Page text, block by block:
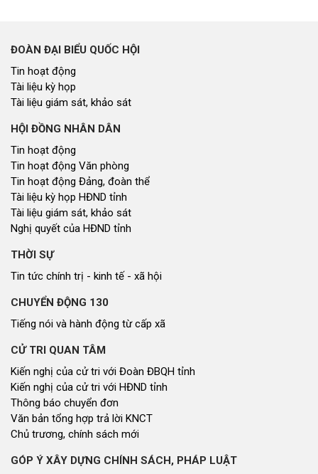
ĐOÀN ĐẠI BIỂU QUỐC HỘI
Tin hoạt động
Tài liệu kỳ họp
Tài liệu giám sát, khảo sát
HỘI ĐỒNG NHÂN DÂN
Tin hoạt động
Tin hoạt động Văn phòng
Tin hoạt động Đảng, đoàn thể
Tài liệu kỳ họp HĐND tỉnh
Tài liệu giám sát, khảo sát
Nghị quyết của HĐND tỉnh
THỜI SỰ
Tin tức chính trị - kinh tế - xã hội
CHUYỂN ĐỘNG 130
Tiếng nói và hành động từ cấp xã
CỬ TRI QUAN TÂM
Kiến nghị của cử tri với Đoàn ĐBQH tỉnh
Kiến nghị của cử tri với HĐND tỉnh
Thông báo chuyển đơn
Văn bản tổng hợp trả lời KNCT
Chủ trương, chính sách mới
GÓP Ý XÂY DỰNG CHÍNH SÁCH, PHÁP LUẬT